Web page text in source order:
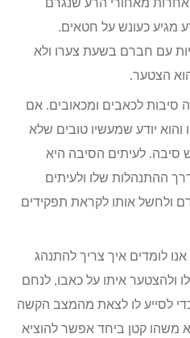
מאחורי הרע שנגרם
מגיע כעונש על חטאים.
עם חברם בשעת צערו ולא
הצטער.
סיבות לכאבים ומכאובים. אם
יודע שמעשיו טובים שלא
סיבה. לעיתים הסיבה היא
ההתנהלות שלו ולעיתים
ולחשל אותו לקראת תפקידים
אנו לומדים איך צריך להתנהג
ולהצטער איתו על כאבו, לנחם
לסייע לו לצאת מהמצב הקשה
משהו קטן ביחד אפשר להוציא